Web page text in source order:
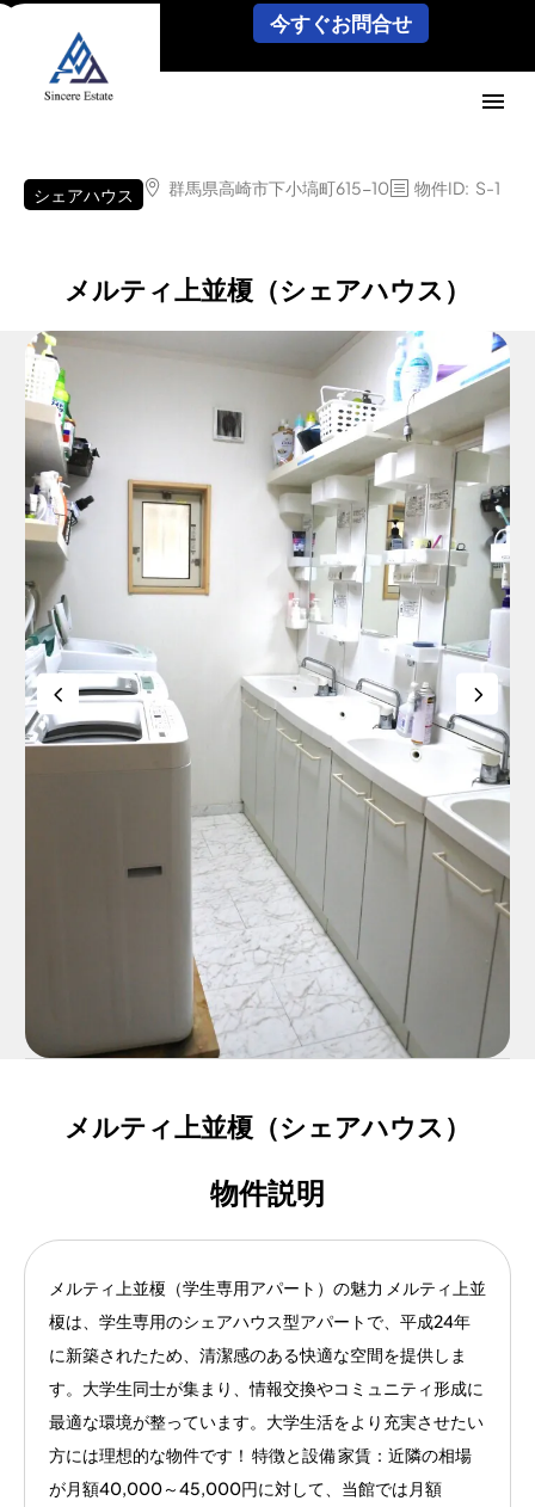
今すぐお問合せ
シェアハウス 群馬県高崎市下小塙町615-10 物件ID: S-1
メルティ上並榎（シェアハウス）
メルティ上並榎（シェアハウス）
物件説明
メルティ上並榎（学生専用アパート）の魅力 メルティ上並
榎は、学生専用のシェアハウス型アパートで、平成24年
に新築されたため、清潔感のある快適な空間を提供しま
す。大学生同士が集まり、情報交換やコミュニティ形成に
最適な環境が整っています。大学生活をより充実させたい
方には理想的な物件です！ 特徴と設備 家賃：近隣の相場
が月額40,000～45,000円に対して、当館では月額